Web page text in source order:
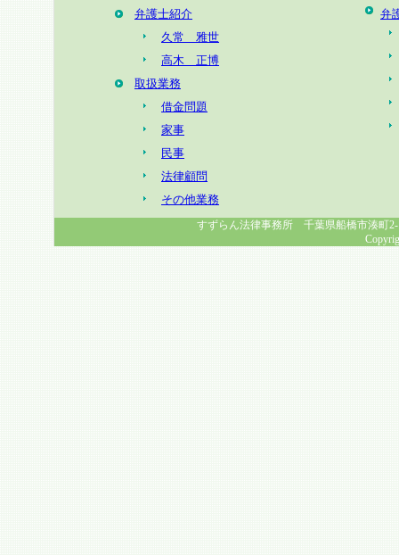
弁護士紹介
久常 雅世
高木 正博
取扱業務
借金問題
家事
民事
法律顧問
その他業務
弁
すずらん法律事務所 千葉県船橋市湊町